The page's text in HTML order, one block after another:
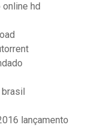
hd
lançamento